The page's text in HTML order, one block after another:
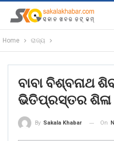
Home ରାଜ୍ୟ
ବାବା ବିଶ୍ବନାଥ
ଭିତିପ୍ରସ୍ତର ଶିଳା
By Sakala Khabar On